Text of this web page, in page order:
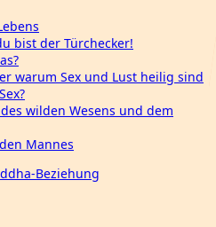
bist der Türchecker!
warum Sex und Lust heilig sind
wilden Wesens und dem
Mannes
Beziehung